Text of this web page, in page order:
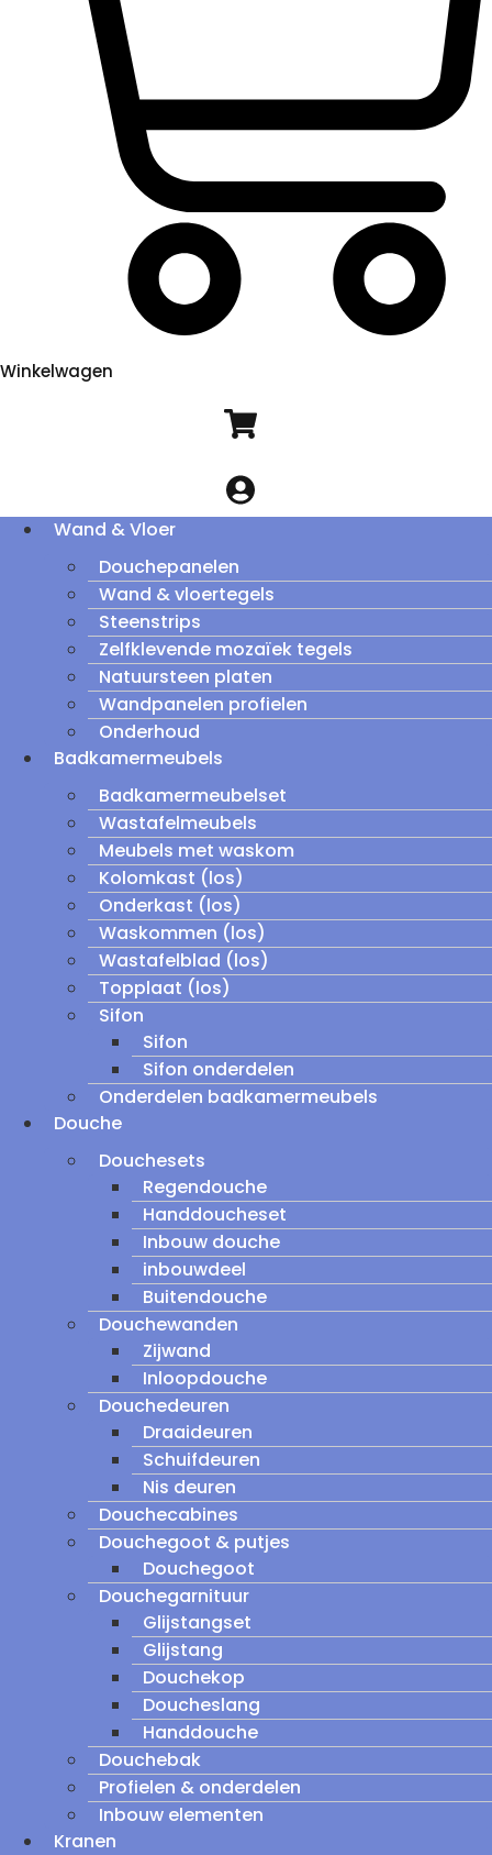
Winkelwagen
Wand & Vloer
Douchepanelen
Wand & vloertegels
Steenstrips
Zelfklevende mozaïek tegels
Natuursteen platen
Wandpanelen profielen
Onderhoud
Badkamermeubels
Badkamermeubelset
Wastafelmeubels
Meubels met waskom
Kolomkast (los)
Onderkast (los)
Waskommen (los)
Wastafelblad (los)
Topplaat (los)
Sifon
Sifon
Sifon onderdelen
Onderdelen badkamermeubels
Douche
Douchesets
Regendouche
Handdoucheset
Inbouw douche
inbouwdeel
Buitendouche
Douchewanden
Zijwand
Inloopdouche
Douchedeuren
Draaideuren
Schuifdeuren
Nis deuren
Douchecabines
Douchegoot & putjes
Douchegoot
Douchegarnituur
Glijstangset
Glijstang
Douchekop
Doucheslang
Handdouche
Douchebak
Profielen & onderdelen
Inbouw elementen
Kranen